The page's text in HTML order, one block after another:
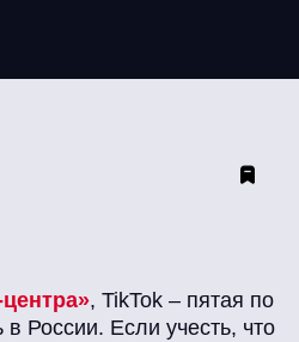
, TikTok – пятая по
в России. Если учесть, что